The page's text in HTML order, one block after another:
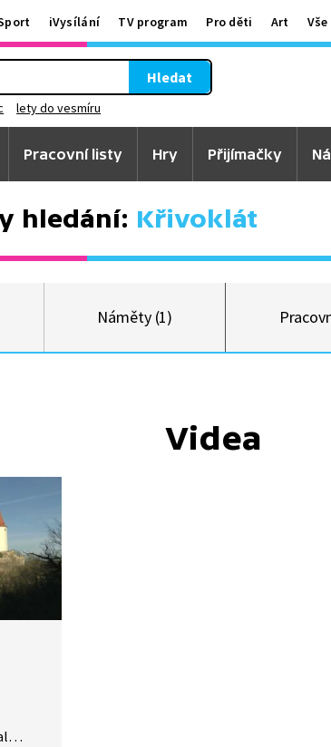
iVysílání TV program Pro děti Art Vše
Hledat
lety do vesmíru
Pracovní listy Hry Přijímačky
hledání: Křivoklát
Náměty (1)
Videa